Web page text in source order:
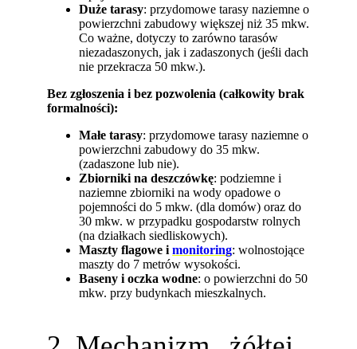
Duże tarasy: przydomowe tarasy naziemne o
powierzchni zabudowy większej niż 35 mkw.
Co ważne, dotyczy to zarówno tarasów
niezadaszonych, jak i zadaszonych (jeśli dach
nie przekracza 50 mkw.).
Bez zgłoszenia i bez pozwolenia (całkowity brak
formalności):
Małe tarasy: przydomowe tarasy naziemne o
powierzchni zabudowy do 35 mkw.
(zadaszone lub nie).
Zbiorniki na deszczówkę: podziemne i
naziemne zbiorniki na wody opadowe o
pojemności do 5 mkw. (dla domów) oraz do
30 mkw. w przypadku gospodarstw rolnych
(na działkach siedliskowych).
Maszty flagowe imonitoring: wolnostojące
maszty do 7 metrów wysokości.
Baseny i oczka wodne: o powierzchni do 50
mkw. przy budynkach mieszkalnych.